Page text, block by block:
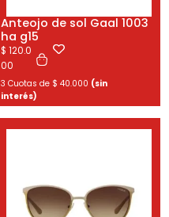
Anteojo de sol Gaal 1003
ha g15
$ 120.0
00
3 Cuotas de $ 40.000 (sin
interés)